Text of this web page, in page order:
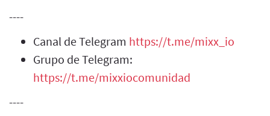
----
Canal de Telegram https://t.me/mixx_io
Grupo de Telegram:
https://t.me/mixxiocomunidad
----